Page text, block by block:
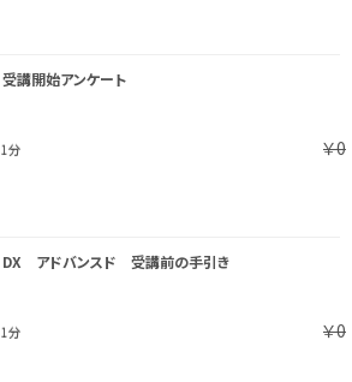
受講開始アンケート
1分 ￥0
DX アドバンスド 受講前の手引き
1分 ￥0